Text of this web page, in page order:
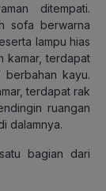
ditempati.
sofa berwarna
lampu hias
kamar, terdapat
kayu.
terdapat rak
ruangan
dalamnya.
bagian dari